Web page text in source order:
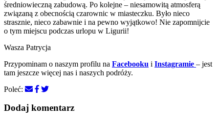
średniowieczną zabudową. Po kolejne – niesamowitą atmosferą
związaną z obecnością czarownic w miasteczku. Było nieco
strasznie, nieco zabawnie i na pewno wyjątkowo! Nie zapomnijcie
o tym miejscu podczas urlopu w Ligurii!
Wasza Patrycja
Przypominam o naszym profilu na Facebooku i Instagramie – jest
tam jeszcze więcej nas i naszych podróży.
Poleć:
Dodaj komentarz